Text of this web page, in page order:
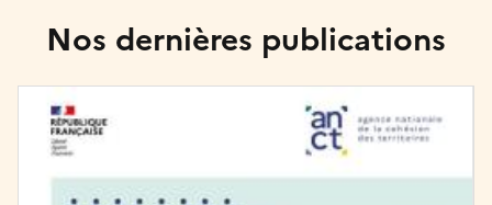
Nos dernières publications
Image